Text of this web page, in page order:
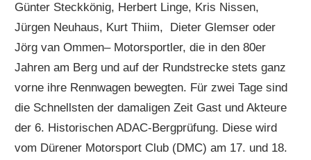
Günter Steckkönig, Herbert Linge, Kris Nissen,
Jürgen Neuhaus, Kurt Thiim, Dieter Glemser oder
Jörg van Ommen– Motorsportler, die in den 80er
Jahren am Berg und auf der Rundstrecke stets ganz
vorne ihre Rennwagen bewegten. Für zwei Tage sind
die Schnellsten der damaligen Zeit Gast und Akteure
der 6. Historischen ADAC-Bergprüfung. Diese wird
vom Dürener Motorsport Club (DMC) am 17. und 18.